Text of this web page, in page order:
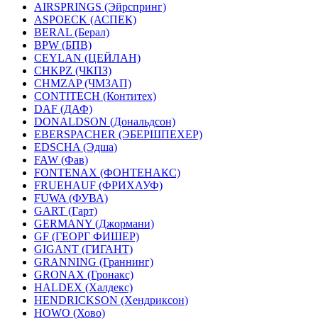
AIRSPRINGS (Эйрспринг)
ASPOECK (АСПЕК)
BERAL (Берал)
BPW (БПВ)
CEYLAN (ЦЕЙЛАН)
CHKPZ (ЧКПЗ)
CHMZAP (ЧМЗАП)
CONTITECH (Контитех)
DAF (ДАФ)
DONALDSON (Дональдсон)
EBERSPACHER (ЭБЕРШПЕХЕР)
EDSCHA (Эдша)
FAW (Фав)
FONTENAX (ФОНТЕНАКС)
FRUEHAUF (ФРИХАУФ)
FUWA (ФУВА)
GART (Гарт)
GERMANY (Джормани)
GF (ГЕОРГ ФИШЕР)
GIGANT (ГИГАНТ)
GRANNING (Граннинг)
GRONAX (Гронакс)
HALDEX (Халдекс)
HENDRICKSON (Хендриксон)
HOWO (Хово)